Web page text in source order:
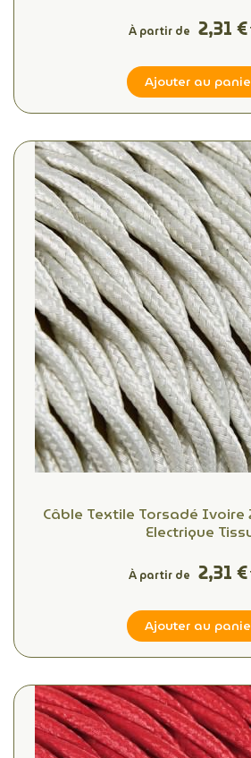
À partir de 2,31 €
Ajouter au
Câble Textile Torsadé Ivoire
Electrique
À partir de 2,31 €
Ajouter au